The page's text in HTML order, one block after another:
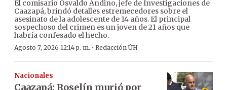
El comisario Osvaldo Andino, jefe de Investigaciones de
Caazapá, brindó detalles estremecedores sobre el
asesinato de la adolescente de 14 años. El principal
sospechoso del crimen es un joven de 21 años que
habría confesado el hecho.
Agosto 7, 2026 12:14 p. m. · Redacción ÚH
Nacionales
Caazapá: Roselín murió por